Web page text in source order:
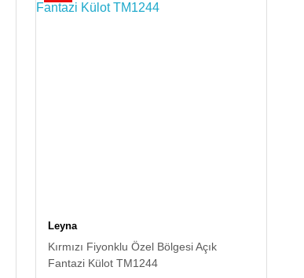
Leyna
Kırmızı Fiyonklu Özel Bölgesi Açık
Fantazi Külot TM1244